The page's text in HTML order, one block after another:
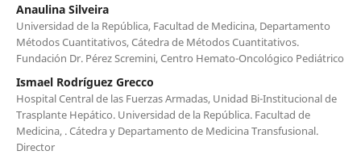
Anaulina Silveira
Universidad de la República, Facultad de Medicina, Departamento
Métodos Cuantitativos, Cátedra de Métodos Cuantitativos.
Fundación Dr. Pérez Scremini, Centro Hemato-Oncológico Pediátrico
Ismael Rodríguez Grecco
Hospital Central de las Fuerzas Armadas, Unidad Bi-Institucional de
Trasplante Hepático. Universidad de la República. Facultad de
Medicina, . Cátedra y Departamento de Medicina Transfusional.
Director